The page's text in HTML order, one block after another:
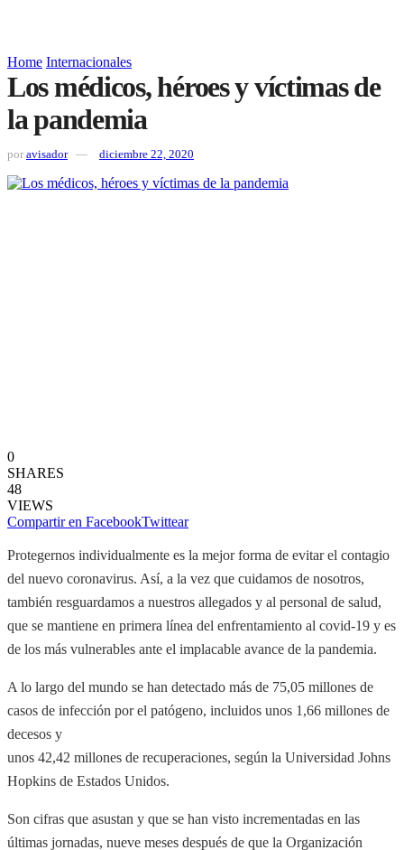
Home Internacionales
Los médicos, héroes y víctimas de
la pandemia
por avisador diciembre 22, 2020
0
SHARES
48
VIEWS
Compartir en FacebookTwittear
Protegernos individualmente es la mejor forma de evitar el contagio
del nuevo coronavirus. Así, a la vez que cuidamos de nosotros,
también resguardamos a nuestros allegados y al personal de salud,
que se mantiene en primera línea del enfrentamiento al covid-19 y es
de los más vulnerables ante el implacable avance de la pandemia.
A lo largo del mundo se han detectado más de 75,05 millones de
casos de infección por el patógeno, incluidos unos 1,66 millones de
decesos y
unos 42,42 millones de recuperaciones, según la Universidad Johns
Hopkins de Estados Unidos.
Son cifras que asustan y que se han visto incrementadas en las
últimas jornadas, nueve meses después de que la Organización